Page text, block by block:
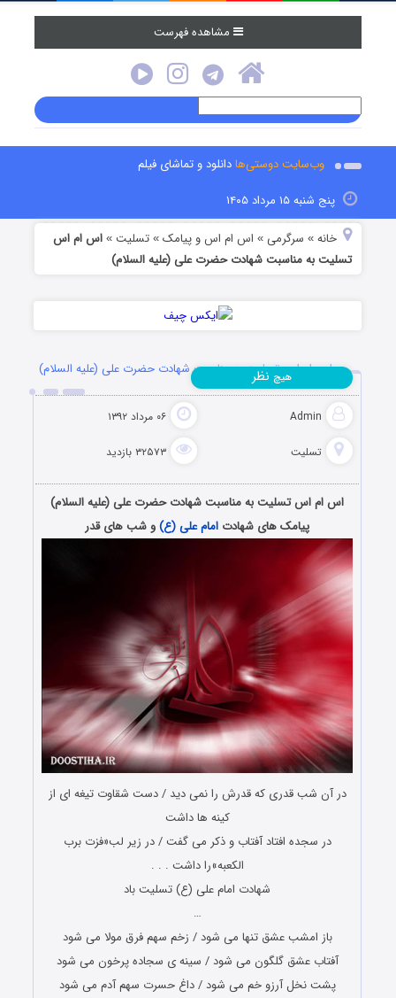
مشاهده فهرست
وب‌سایت دوستی‌هادانلود و تماشای فیلم
پنج شنبه ۱۵ مرداد ۱۴۰۵
خانه » سرگرمی » اس ام اس و پیامک »تسلیت »اس ام اس
تسلیت به مناسبت شهادت حضرت علی (علیه السلام)
اس ام اس تسلیت به مناسبت شهادت حضرت علی (علیه السلام)
Admin ۰۶ مرداد ۱۳۹۲
تسلیت ۳۲۵۷۳ بازدید
هیچ نظر
اس ام اس تسلیت به مناسبت شهادت حضرت علی (علیه السلام)
پیامک های شهادت امام علی (ع)و شب های قدر
در آن شب قدری که قدرش را نمی دید / دست شقاوت تیغه ای از
کینه ها داشت
در سجده افتاد آفتاب و ذکر می گفت / در زیر لب«فزت برب
الکعبه»را داشت . . .
شهادت امام علی (ع) تسلیت باد
…
باز امشب عشق تنها می شود / زخم سهم فرق مولا می شود
آفتاب عشق گلگون می شود / سینه ی سجاده پرخون می شود
پشت نخل آرزو خم می شود / داغ حسرت سهم آدم می شود